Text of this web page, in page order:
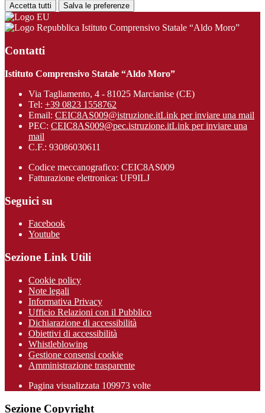
Accetta tutti Salva le preferenze
Istituto Comprensivo Statale “Aldo Moro”
Contatti
Istituto Comprensivo Statale “Aldo Moro”
Via Tagliamento, 4 - 81025 Marcianise (CE)
Tel: +39 0823 1558762
Email: CEIC8AS009@istruzione.itLink per inviare una mail
PEC: CEIC8AS009@pec.istruzione.itLink per inviare una
mail
C.F.: 93086030611
Codice meccanografico: CEIC8AS009
Fatturazione elettronica: UF9ILJ
Seguici su
Facebook
Youtube
Sezione Link Utili
Cookie policy
Note legali
Informativa Privacy
Ufficio Relazioni con il Pubblico
Dichiarazione di accessibilità
Obiettivi di accessibilità
Whistleblowing
Gestione consensi cookie
Amministrazione trasparente
Pagina visualizzata 109973 volte
Sezione Copyright